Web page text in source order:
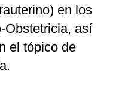
en los
Obstetricia, así
el tópico de